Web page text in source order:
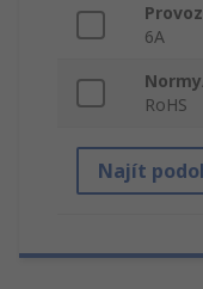
6A
RoHS
Najít